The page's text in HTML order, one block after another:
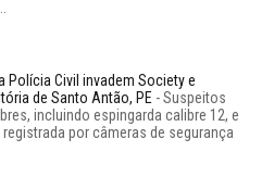
Civil invadem Society e
de Santo Antão, PE -Suspeitos
incluindo espingarda calibre 12, e
por câmeras de segurança